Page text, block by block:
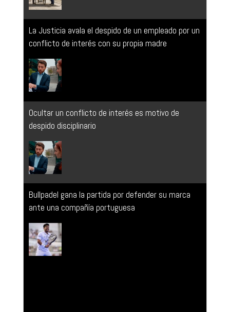
conflicto de interés con su propia madre
Ocultar un conflicto de interés es motivo de
despido disciplinario
Bullpadel gana la partida por defender su marca
ante una compañía portuguesa
El TSJ de Madrid anula el despido de una
embarazada en periodo de pruebas por publicar un